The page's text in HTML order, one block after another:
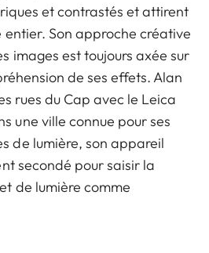
et contrastés et attirent
Son approche créative
images est toujours axée sur
de ses effets. Alan
rues du Cap avec le Leica
une ville connue pour ses
de lumière, son appareil
secondé pour saisir la
de lumière comme